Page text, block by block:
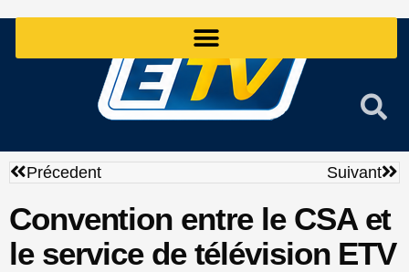
Précédent
Précedent Suivant
Convention entre le CSA et
le service de télévision ETV